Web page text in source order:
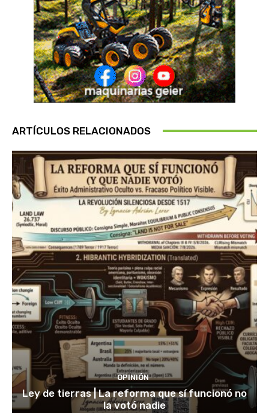
ARTÍCULOS RELACIONADOS
OPINIÓN
Ley de tierras | La reforma que sí funcionó no
la votó nadie